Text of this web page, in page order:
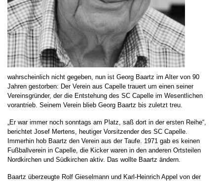
wahrscheinlich nicht gegeben, nun ist Georg Baartz im Alter von 90
Jahren gestorben: Der Verein aus Capelle trauert um einen seiner
Vereinsgründer, der die Entstehung des SC Capelle im Wesentlichen
vorantrieb. Seinem Verein blieb Georg Baartz bis zuletzt treu.
„Er war immer noch sonntags am Platz, saß dort in der ersten Reihe“,
berichtet Josef Mertens, heutiger Vorsitzender des SC Capelle.
Immerhin hob Baartz den Verein aus der Taufe. 1971 gab es keinen
Fußballverein in Capelle, die Kicker waren in den anderen Ortsteilen
Nordkirchen und Südkirchen aktiv. Das wollte Baartz ändern.
Baartz überzeugte Rolf Gieselmann und Karl-Heinrich Appel von der